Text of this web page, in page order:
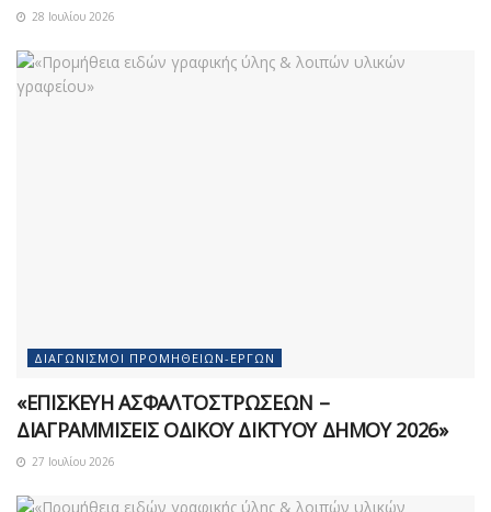
28 Ιουλίου 2026
ΔΙΑΓΩΝΙΣΜΟΊ ΠΡΟΜΗΘΕΙΏΝ-ΈΡΓΩΝ
«ΕΠΙΣΚΕΥΗ ΑΣΦΑΛΤΟΣΤΡΩΣΕΩΝ –
ΔΙΑΓΡΑΜΜΙΣΕΙΣ ΟΔΙΚΟΥ ΔΙΚΤΥΟΥ ΔΗΜΟΥ 2026»
27 Ιουλίου 2026